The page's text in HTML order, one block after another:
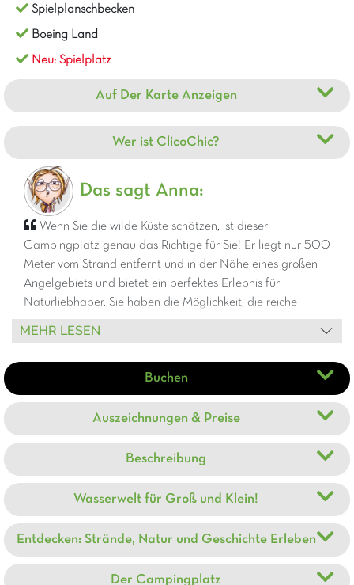
Spielplanschbecken
Boeing Land
Neu: Spielplatz
Auf Der Karte Anzeigen
Wer ist ClicoChic?
Das sagt Anna:
Wenn Sie die wilde Küste schätzen, ist dieser
Campingplatz genau das Richtige für Sie! Er liegt nur 500
Meter vom Strand entfernt und in der Nähe eines großen
Angelgebiets und bietet ein perfektes Erlebnis für
Naturliebhaber. Sie haben die Möglichkeit, die reiche
lokale Flora und Fauna zu erkunden oder die
Entspannungsbecken und die Massagedüsen, eine wahre
Oase der Entspannung.Kostenloser Verleih von 2
Erwachsenenfahrrädern bei jedem Aufenthalt von 7
Nächten.
MEHR LESEN
Buchen
Auszeichnungen & Preise
Beschreibung
Wasserwelt für Groß und Klein!
Entdecken: Strände, Natur und Geschichte Erleben
Der Campingplatz